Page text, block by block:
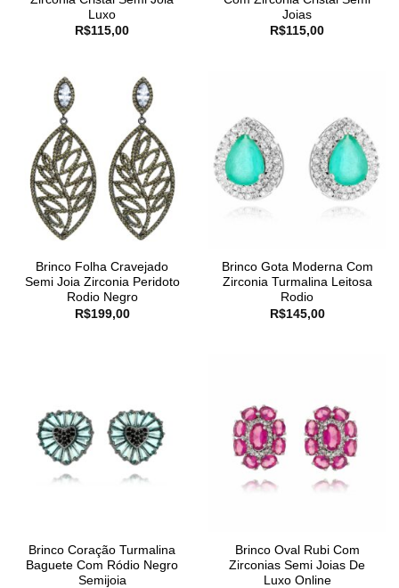
Luxo
R$115,00
Joias
R$115,00
Brinco Folha Cravejado
Semi Joia Zirconia Peridoto
Rodio Negro
R$199,00
Brinco Gota Moderna Com
Zirconia Turmalina Leitosa
Rodio
R$145,00
Brinco Coração Turmalina
Baguete Com Ródio Negro
Semijoia
Brinco Oval Rubi Com
Zirconias Semi Joias De
Luxo Online